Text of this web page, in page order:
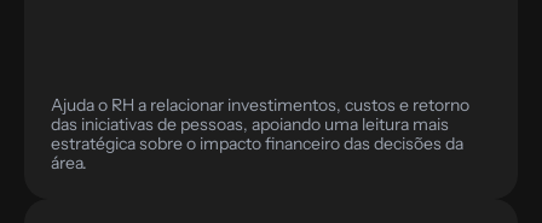
Ajuda o RH a relacionar investimentos, custos e retorno
das iniciativas de pessoas, apoiando uma leitura mais
estratégica sobre o impacto financeiro das decisões da
área.